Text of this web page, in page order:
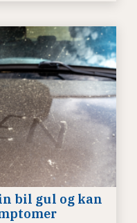
bil gul og kan